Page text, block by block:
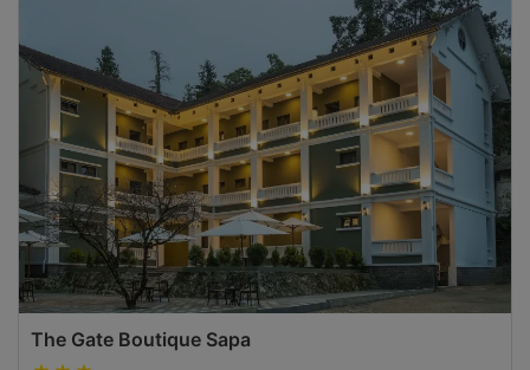
The Gate Boutique Sapa